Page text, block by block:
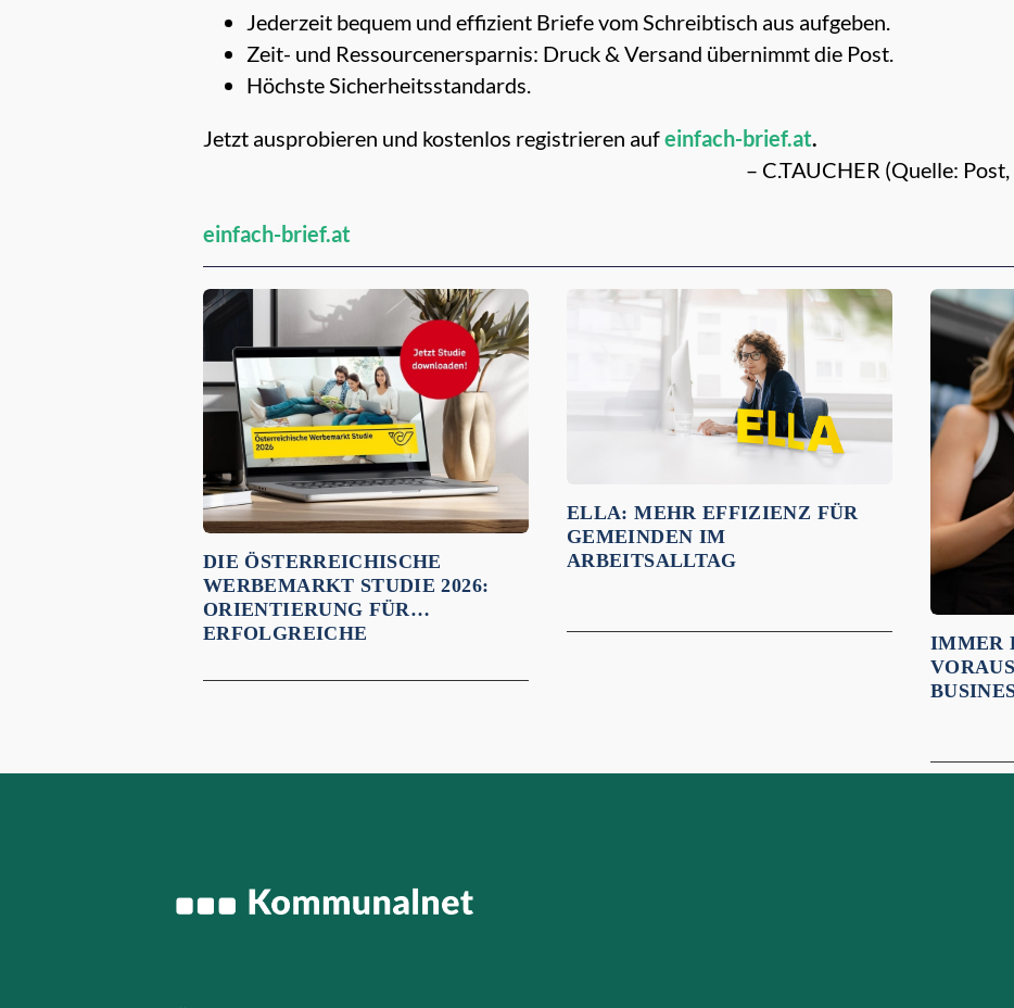
Jederzeit bequem und effizient Briefe vom Schreibtisch aus aufgeben.
Zeit- und Ressourcenersparnis: Druck & Versand übernimmt die Post.
Höchste Sicherheitsstandards.
Jetzt ausprobieren und kostenlos registrieren aufeinfach-brief.at.
– C.TAUCHER (Quelle:
einfach-brief.at
Empfehlungen für dich:
DIE ÖSTERREICHISCHE
WERBEMARKT STUDIE 2026:
ORIENTIERUNG FÜR
ERFOLGREICHE
GEMEINDEN UND REGIONEN
ELLA: MEHR EFFIZIENZ FÜR
GEMEINDEN IM
ARBEITSALLTAG
IMMER